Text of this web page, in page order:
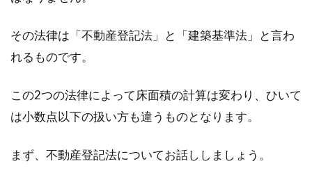
活用を諦めてしまう所有者もいます。しかし、
延べ床面積の計算の仕方は？平米
その法律は「不動産登記法」と「建築基準法」と言わ
れるものです。
この2つの法律によって床面積の計算は変わり、ひいて
は小数点以下の扱い方も違うものとなります。
まず、不動産登記法についてお話ししましょう。